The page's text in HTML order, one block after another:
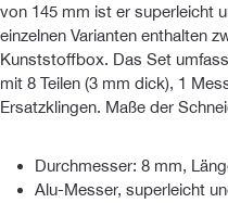
von 145 mm ist er superleicht
einzelnen Varianten enthalten
Kunststoffbox. Das Set
mit 8 Teilen (3 mm dick), 1
Ersatzklingen. Maße der
Durchmesser: 8 mm,
Alu-Messer, superleicht